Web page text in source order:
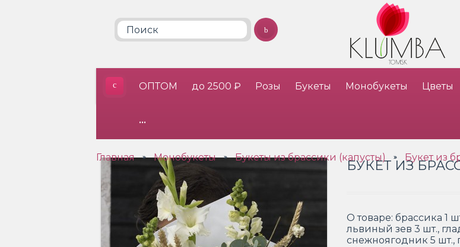
ОПТОМ до 2500 ₽ Розы Букеты Монобукеты Цветы
•••
Главная » Монобукеты » Букеты из брассики (капусты) » Букет из
БУКЕТ ИЗ
О товаре: брассика 1
львиный зев 3 шт.,
снежноягодник 5 шт.,